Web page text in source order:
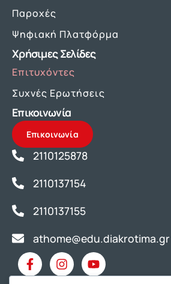
Παροχές
Ψηφιακή Πλατφόρμα
Χρήσιμες Σελίδες
Επιτυχόντες
Συχνές Ερωτήσεις
Επικοινωνία
Επικοινωνία
2110125878
2110137154
2110137155
athome@edu.diakrotima.gr